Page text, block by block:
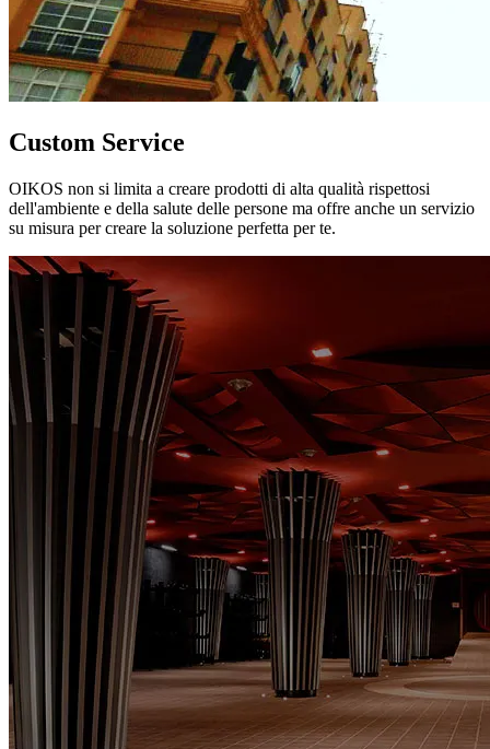
Custom Service
OIKOS non si limita a creare prodotti di alta qualità rispettosi
dell'ambiente e della salute delle persone ma offre anche un servizio
su misura per creare la soluzione perfetta per te.